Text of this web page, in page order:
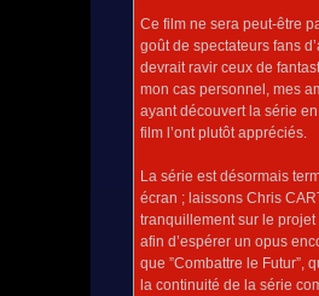
Ce film ne sera peut-être
goût de spectateurs fans
devrait ravir ceux de
mon cas personnel, mes
ayant découvert la série
film l’ont plutôt appréciés.
La série est désormais
écran ; laissons Chris
tranquillement sur le
afin d’espérer un opus
que ”Combattre le Futur”,
la continuité de la série